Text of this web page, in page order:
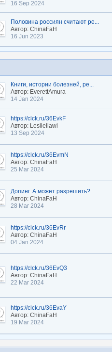
16 Sep 2024
Половина россиян считают ре...
Автор: ChinaFaH
16 Jun 2023
Книги, истории болезней, ре...
Автор: EverettAmura
14 Jan 2024
https://clck.ru/36EvkF
Автор: Leslieliawl
13 Sep 2024
https://clck.ru/36EvmN
Автор: ChinaFaH
25 Mar 2024
Допинг. А может разрешить?
Автор: ChinaFaH
28 Mar 2024
https://clck.ru/36EvRr
Автор: ChinaFaH
04 Jan 2024
https://clck.ru/36EvQ3
Автор: ChinaFaH
22 Mar 2024
https://clck.ru/36EvaY
Автор: ChinaFaH
19 Mar 2024